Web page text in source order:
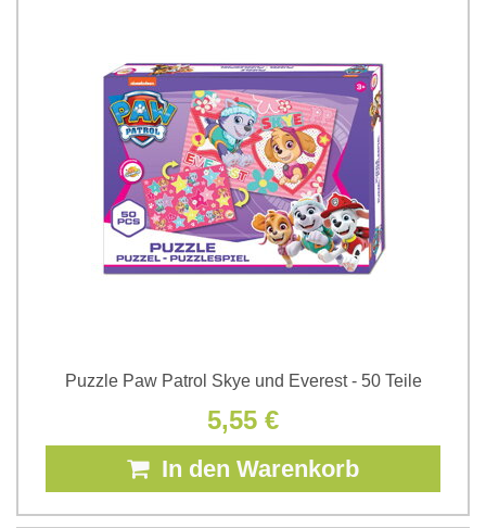
Puzzle Paw Patrol Skye und Everest - 50 Teile
5,55 €
In den Warenkorb